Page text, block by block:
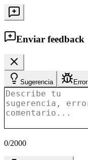
Enviar feedback
Sugerencia Error
0/2000